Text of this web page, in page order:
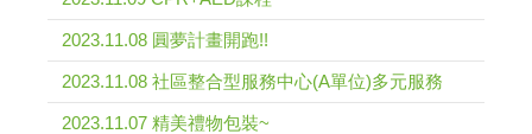
2023.11.08 圓夢計畫開跑!!
2023.11.08 社區整合型服務中心(A單位)多元服務
2023.11.07 精美禮物包裝~